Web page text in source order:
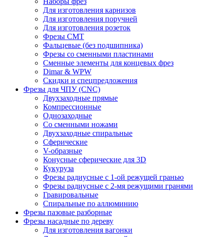
Для изготовления карнизов
Для изготовления поручней
Для изготовления розеток
Фрезы CMT
Фальцевые (без подшипника)
Фрезы со сменными пластинами
Сменные элементы для концевых фрез
Dimar & WPW
Скидки и спецпредложения
Фрезы для ЧПУ (CNC)
Двухзаходные прямые
Компрессионные
Однозаходные
Со сменными ножами
Двухзаходные спиральные
Сферические
V-образные
Конусные сферические для 3D
Кукуруза
Фрезы радиусные с 1-ой режущей гранью
Фрезы радиусные с 2-мя режущими гранями
Гравировальные
Cпиральные по аллюминию
Фрезы пазовые разборные
Фрезы насадные по дереву
Для изготовления вагонки